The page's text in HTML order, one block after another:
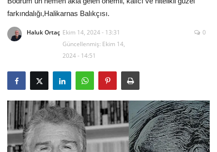
Hakkımızda
İletişim
Çevre
Gizlilik Politikası
Reklam ve İşbirliği
farkındalığı,Halikarnas Balıkçısı.
Haluk Ortaç Ekim 14, 2024 - 13:31
Güncellenmiş: Ekim 14,
2024 - 14:51
0